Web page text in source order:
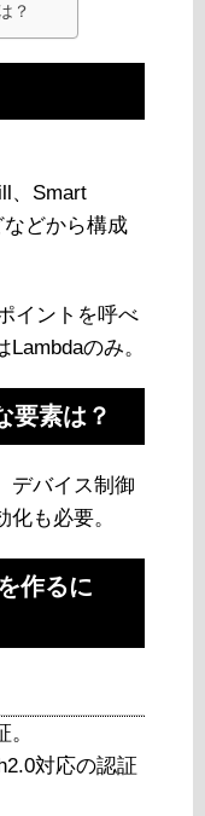
？
、Smart
どから構成
イントを呼べ
のみ。
要素は？
デバイス制御
も必要。
作るに
対応の認証